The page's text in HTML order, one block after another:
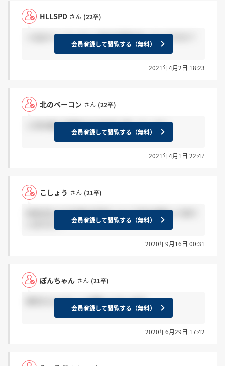
HLLSPD さん (22卒)
＞北のベーコンさん 2次の日程決まったんですか？
会員登録して閲覧する（無料）
2021年4月2日 18:23
北のベーコン さん (22卒)
二次の前に巡検あるの本当に笑ってしまう
会員登録して閲覧する（無料）
2021年4月1日 22:47
こしょう さん (21卒)
内定式などの今後の予定について何か連絡って来て
会員登録して閲覧する（無料）
2020年9月16日 00:31
ぽんちゃん さん (21卒)
来年からよろしくお願いいたします
会員登録して閲覧する（無料）
2020年6月29日 17:42